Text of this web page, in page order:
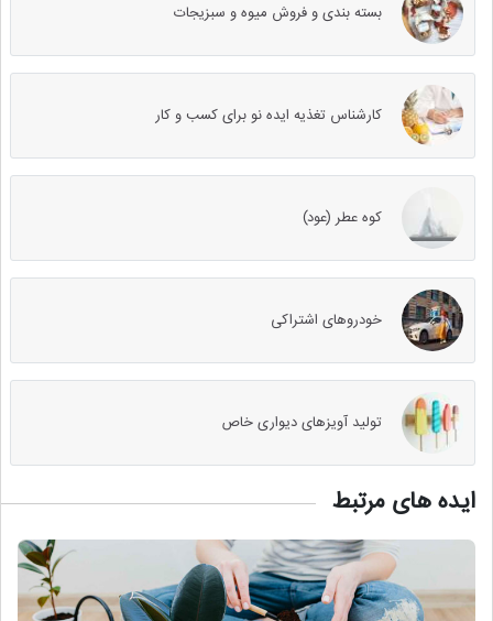
بسته بندی و فروش میوه‌ و سبزیجات
کارشناس تغذیه ایده نو برای کسب و کار
کوه عطر (عود)
خودروهای اشتراکی
تولید آویزهای دیواری خاص
ایده های مرتبط